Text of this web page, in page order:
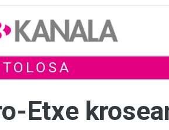
TOLOSA
Etxe